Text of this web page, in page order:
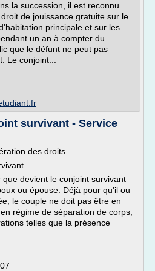
la succession, il est reconnu
de jouissance gratuite sur le
principale et sur les
un an à compter du
que le défunt ne peut pas
Le conjoint...
survivant - Service
des droits
devient le conjoint survivant
ou épouse. Déjà pour qu'il ou
le couple ne doit pas être en
régime de séparation de corps,
telles que la présence